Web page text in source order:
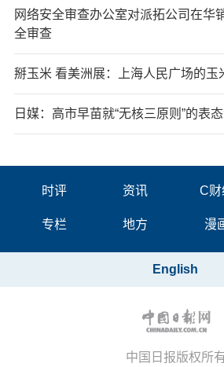
网络安全审查办公室对派拓公司在华
全审查
掰玉米 看美洲展：上海人民广场的玉
日媒：高市早苗就“无核三原则”的表
时评 资讯 C财
专栏 地方 漫
English
中国日报版权所